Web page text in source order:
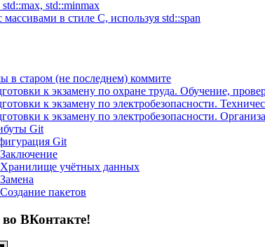
std::minmax
в стиле C, используя std::span
в старом (не последнем) коммите
к экзамену по охране труда. Обучение,
к экзамену по электробезопасности.
к экзамену по электробезопасности.
Git
Git
учётных данных
пакетов
ВКонтакте!